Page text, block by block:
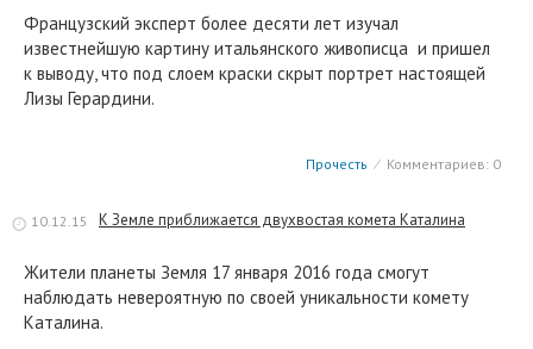
Французский эксперт более десяти лет изучал
известнейшую картину итальянского живописца и пришел
к выводу, что под слоем краски скрыт портрет настоящей
Лизы Герардини.
Прочесть ⁄ Комментариев: 0
10.12.15 К Земле приближается двухвостая комета Каталина
Жители планеты Земля 17 января 2016 года смогут
наблюдать невероятную по своей уникальности комету
Каталина.